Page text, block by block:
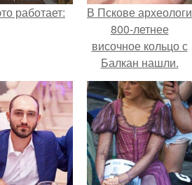
работает:
В Пскове археологи
800-летнее
височное кольцо с
Балкан нашли.